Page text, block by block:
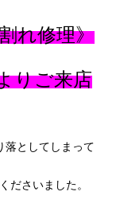
れ修理》
りご来店
落としてしまって
ださいました。